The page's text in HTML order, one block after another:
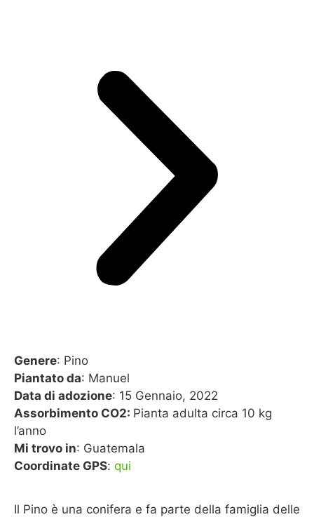
Genere: Pino
Piantato da: Manuel
Data di adozione: 15 Gennaio, 2022
Assorbimento CO2: Pianta adulta circa 10 kg
l’anno
Mi trovo in: Guatemala
Coordinate GPS: qui
Il Pino è una conifera e fa parte della famiglia delle